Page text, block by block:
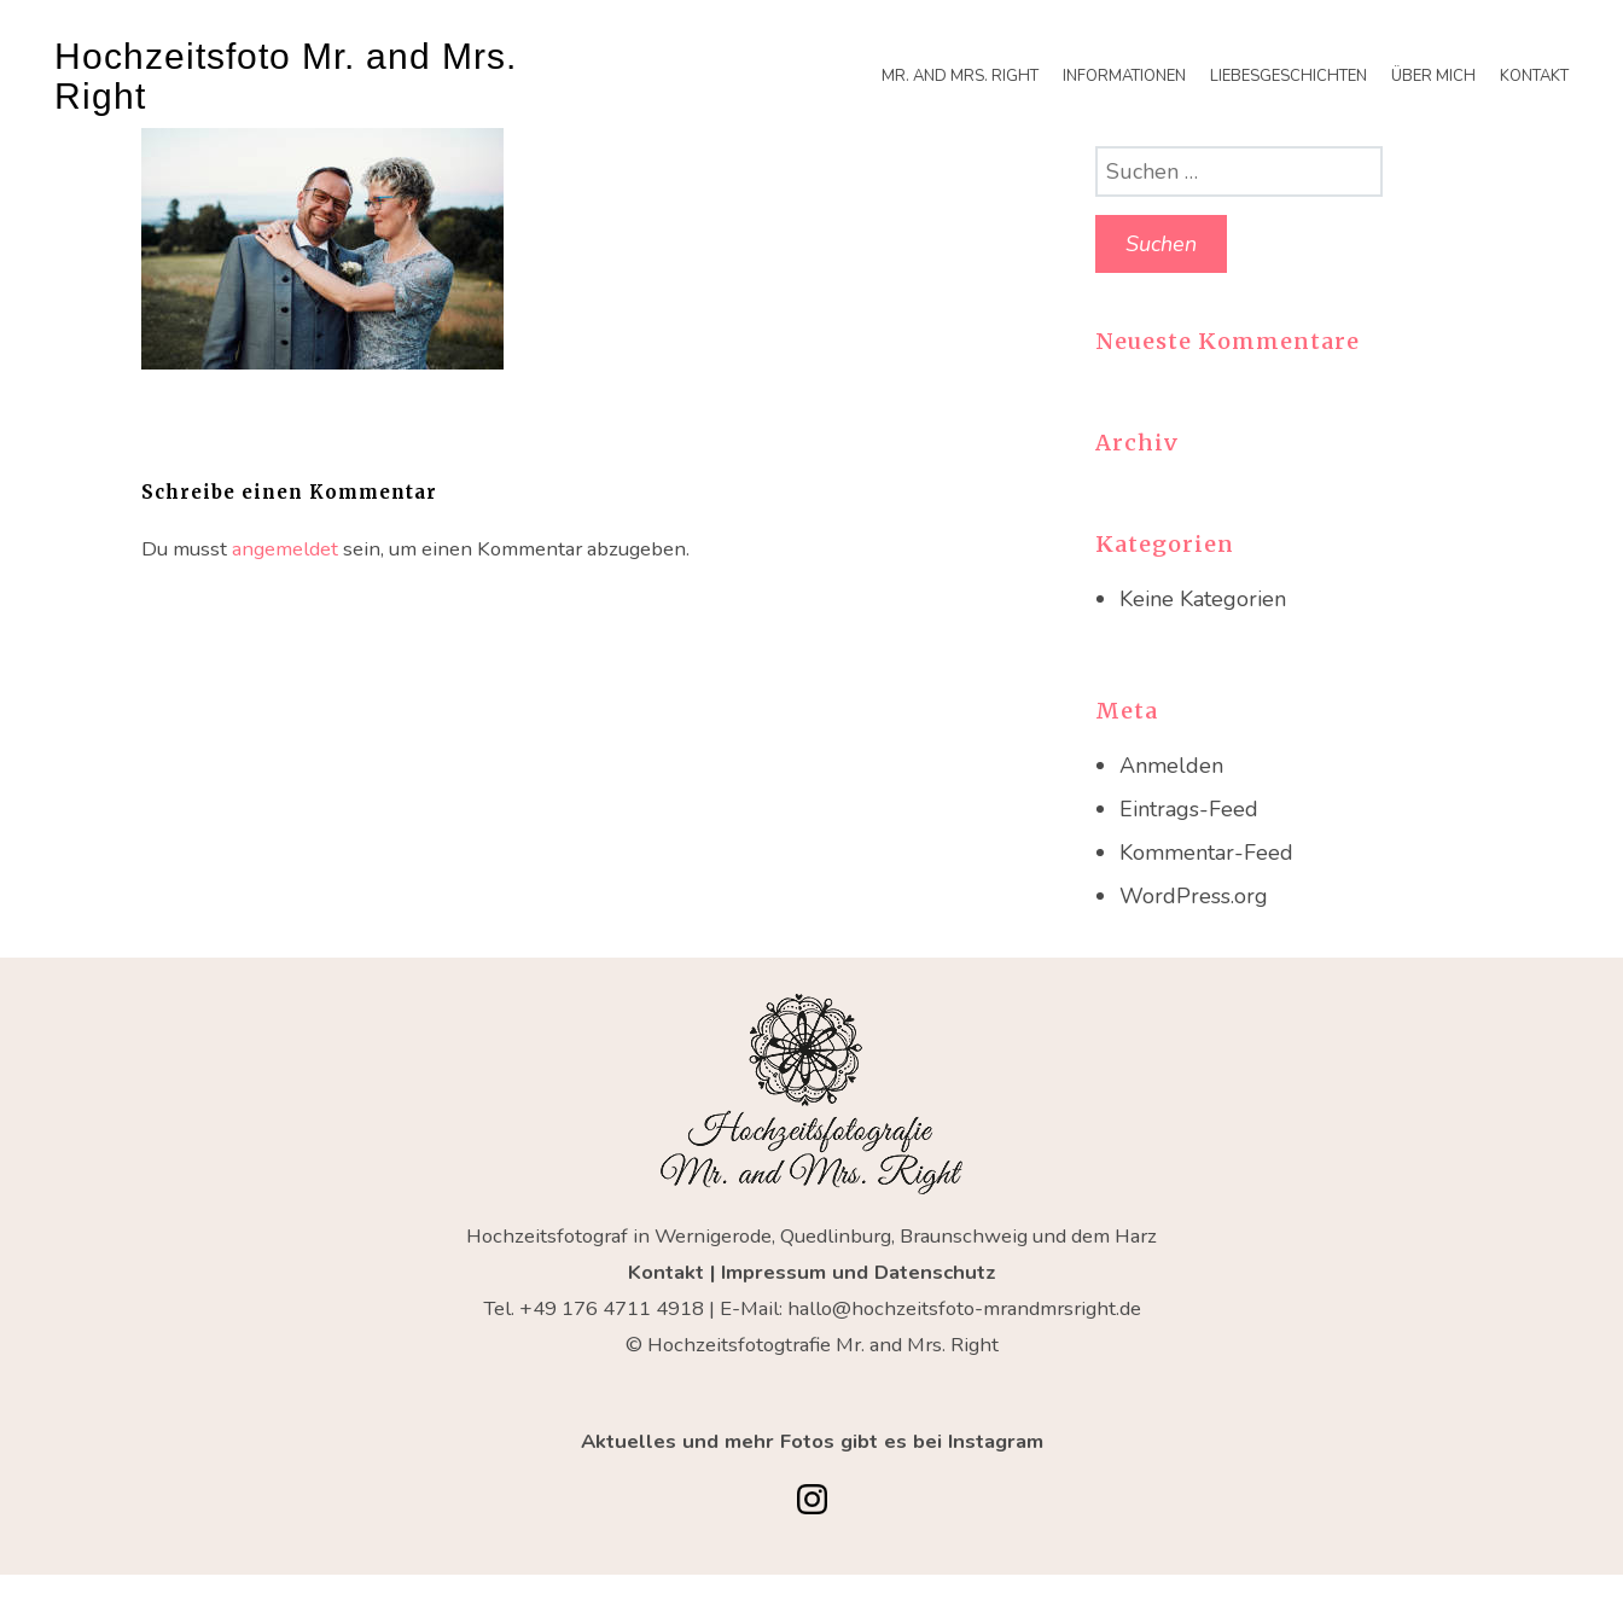
content
Hochzeitsfoto Mr. and Mrs.
Right
MR. AND MRS. RIGHT INFORMATIONEN LIEBESGESCHICHTEN ÜBER MICH KONTAKT
Schreibe einen Kommentar
Du musstangemeldetsein, um einen Kommentar abzugeben.
Suchen
nach:
Neueste Kommentare
Archiv
Kategorien
Keine Kategorien
Meta
Anmelden
Eintrags-Feed
Kommentar-Feed
WordPress.org
Hochzeitsfotograf in Wernigerode, Quedlinburg, Braunschweig und dem Harz
Kontakt | Impressum und Datenschutz
Tel. +49 176 4711 4918 | E-Mail: hallo@hochzeitsfoto-mrandmrsright.de
© Hochzeitsfotogtrafie Mr. and Mrs. Right
Aktuelles und mehr Fotos gibt es bei Instagram